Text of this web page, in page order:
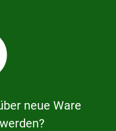
neue Ware